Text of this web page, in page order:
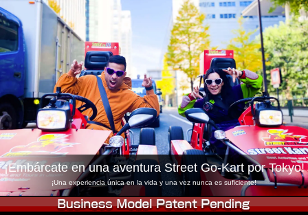
Acerca de Especificaciones Precios
Acceso Testimonios Preguntas Frecuentes
Empresa Reservas
Cambiar Tienda
Tokyo Shinagawa Tokyo Akihabara#1
Tokyo Akihabara#2 Tokyo Shibuya
Tokyo Shibuya Annex Tokyo Bay
Tokyo Asakusa Osaka
Okinawa
¡Embárcate en una aventura Street Go-Kart por Tokyo!
¡Una experiencia única en la vida y una vez nunca es suficiente!